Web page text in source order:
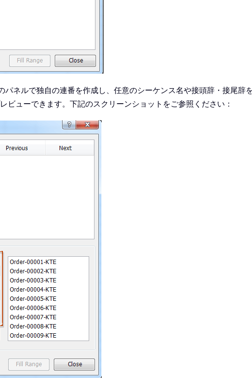
パネルで独自の連番を作成し、任意のシーケンス名や接頭辞・接尾
ビューできます。下記のスクリーンショットをご参照ください：